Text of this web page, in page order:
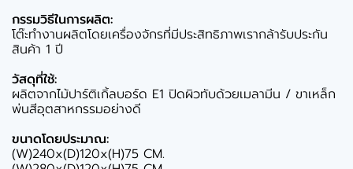
กรรมวิธีในการผลิต:
โต๊ะทำงานผลิตโดยเครื่องจักรที่มีประสิทธิภาพเรากล้ารับประกัน
สินค้า 1 ปี
วัสดุที่ใช้:
ผลิตจากไม้ปาร์ติเกิ้ลบอร์ด E1 ปิดผิวทับด้วยเมลามีน / ขาเหล็ก
พ่นสีอุตสาหกรรมอย่างดี
ขนาดโดยประมาณ:
(W)240x(D)120x(H)75 CM.